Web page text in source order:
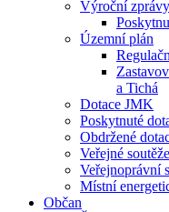
Výroční zprávy
Územní plán
a Tichá
Dotace JMK
Poskytnuté
Obdržené
Veřejné
Veřejnoprávní
Místní
Občan